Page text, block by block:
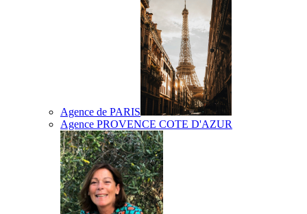
Agence de PARIS
Agence PROVENCE COTE D'AZUR